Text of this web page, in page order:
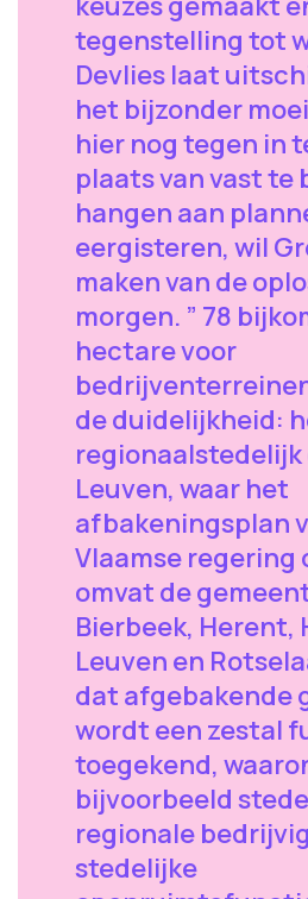
tegenstelling tot
Devlies laat
het bijzonder
hier nog tegen in
plaats van vast te
hangen aan
eergisteren, wil
maken van de
morgen. ” 78
hectare voor
de duidelijkheid:
regionaalstedelijk
Leuven, waar het
afbakeningsplan
Vlaamse regering
omvat de
Bierbeek, Herent,
Leuven en
dat afgebakende
wordt een zestal
toegekend,
bijvoorbeeld
regionale
stedelijke